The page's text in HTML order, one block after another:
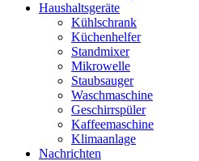
Haushaltsgeräte
Kühlschrank
Küchenhelfer
Standmixer
Mikrowelle
Staubsauger
Waschmaschine
Geschirrspüler
Kaffeemaschine
Klimaanlage
Nachrichten